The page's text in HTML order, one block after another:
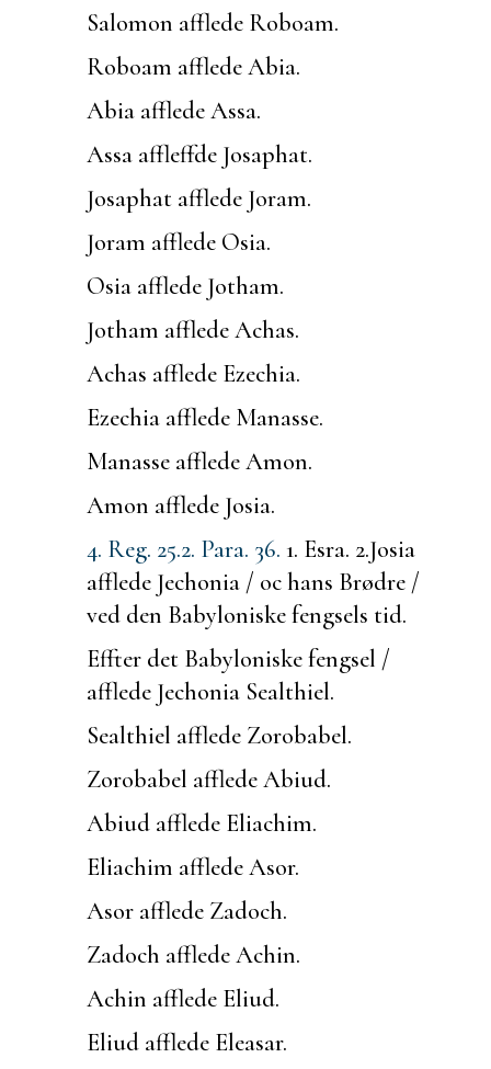
Salomon afflede Roboam.
Roboam afflede Abia.
Abia afflede Assa.
Assa affleffde Josaphat.
Josaphat afflede Joram.
Joram afflede Osia.
Osia afflede Jotham.
Jotham afflede Achas.
Achas afflede Ezechia.
Ezechia afflede Manasse.
Manasse afflede Amon.
Amon afflede Josia.
4. Reg. 25.2. Para. 36. 1. Esra. 2.Josia
afflede Jechonia / oc hans Brødre /
ved den Babyloniske fengsels tid.
Effter det Babyloniske fengsel /
afflede Jechonia Sealthiel.
Sealthiel afflede Zorobabel.
Zorobabel afflede Abiud.
Abiud afflede Eliachim.
Eliachim afflede Asor.
Asor afflede Zadoch.
Zadoch afflede Achin.
Achin afflede Eliud.
Eliud afflede Eleasar.